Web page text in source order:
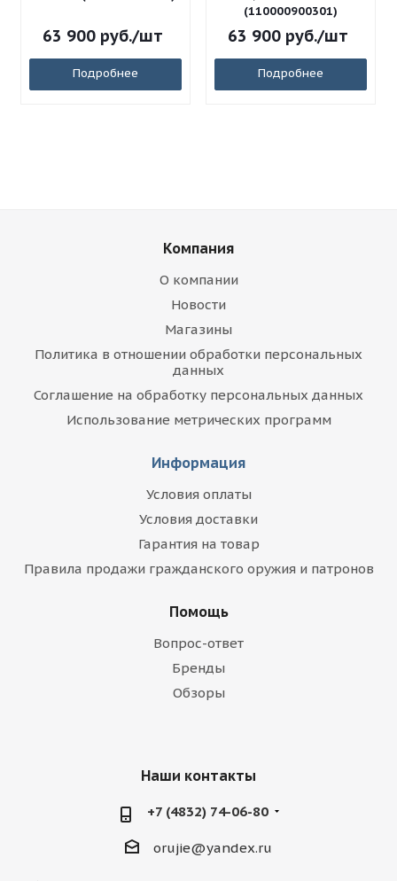
63 900руб./шт
Подробнее
(110000900301)
63 900руб./шт
Подробнее
Компания
О компании
Новости
Магазины
Политика в отношении обработки персональных
данных
Соглашение на обработку персональных данных
Использование метрических программ
Информация
Условия оплаты
Условия доставки
Гарантия на товар
Правила продажи гражданского оружия и патронов
Помощь
Вопрос-ответ
Бренды
Обзоры
Наши контакты
+7 (4832) 74-06-80
orujie@yandex.ru